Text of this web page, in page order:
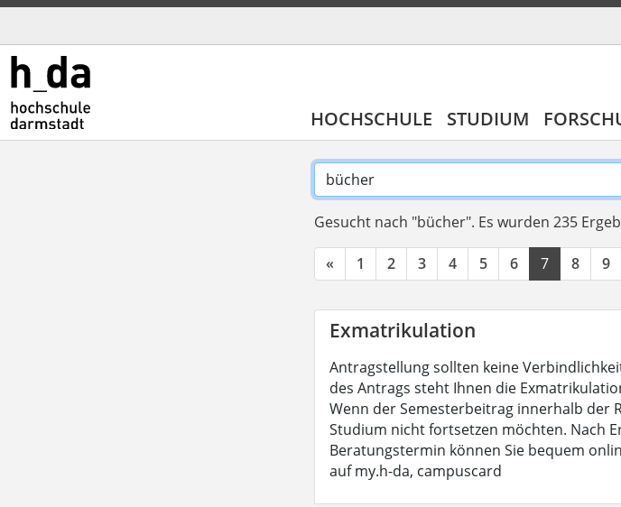
HOCHSCHULE STUDIUM
Gesucht nach "bücher". Es wurden 235
« 1 2 3 4 5 6 7 8 9
Exmatrikulation
Antragstellung sollten keine
des Antrags steht Ihnen die
Wenn der Semesterbeitrag innerhalb der
Studium nicht fortsetzen möchten. Nach
Beratungstermin können Sie bequem
auf my.h-da, campuscard